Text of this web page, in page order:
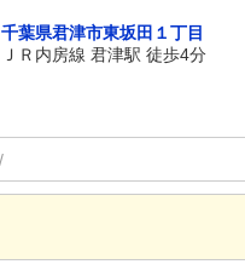
千葉県君津市東坂田１丁目
ＪＲ内房線 君津駅 徒歩4分